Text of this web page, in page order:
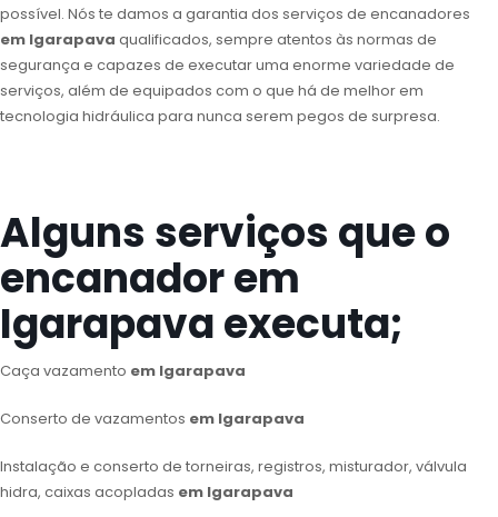
possível. Nós te damos a garantia dos serviços de encanadores
em Igarapava qualificados, sempre atentos às normas de
segurança e capazes de executar uma enorme variedade de
serviços, além de equipados com o que há de melhor em
tecnologia hidráulica para nunca serem pegos de surpresa.
Alguns serviços que o
encanador em
Igarapava executa;
Caça vazamento em Igarapava
Conserto de vazamentos em Igarapava
Instalação e conserto de torneiras, registros, misturador, válvula
hidra, caixas acopladas em Igarapava